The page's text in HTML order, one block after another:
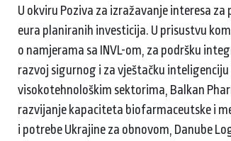
U okviru Poziva za izražavanje interesa
eura planiranih investicija. U prisustvu
o namjerama sa INVL-om, za podršku
razvoj sigurnog i za vještačku
visokotehnološkim sektorima, Balkan
razvijanje kapaciteta biofarmaceutske i
i potrebe Ukrajine za obnovom, Danube